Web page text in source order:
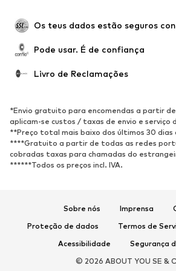
Upcycling
SAPATOS
Novidades
altos
Sandálias
Sapatos
Sapatilhas de desporto
Sabrinas
Sapatos abertos
Roupa desportiva
Tipos de
Sapatilhas de desporto
Mochilas
Os teus dados estão seguros
Pode usar. É de confiança
Livro de Reclamações
*Envio gratuito para encomendas a partir
aplicam-se custos / taxas de envio e serviço
**Preço total mais baixo dos últimos 30 dias
****Gratuito a partir de todas as redes
cobradas taxas para chamadas do
******Todos os preços incl. IVA.
Sobre nós Imprensa
Proteção de dados
Termos de
Acessibilidade
Segurança
© 2026 ABOUT YOU SE &